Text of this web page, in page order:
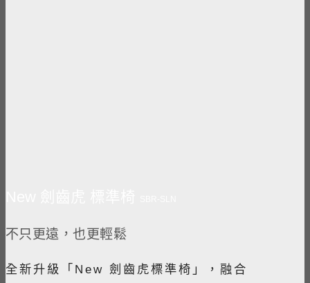
不只更遠，也更輕鬆
全新升級「New 劍齒虎標準椅」，融合